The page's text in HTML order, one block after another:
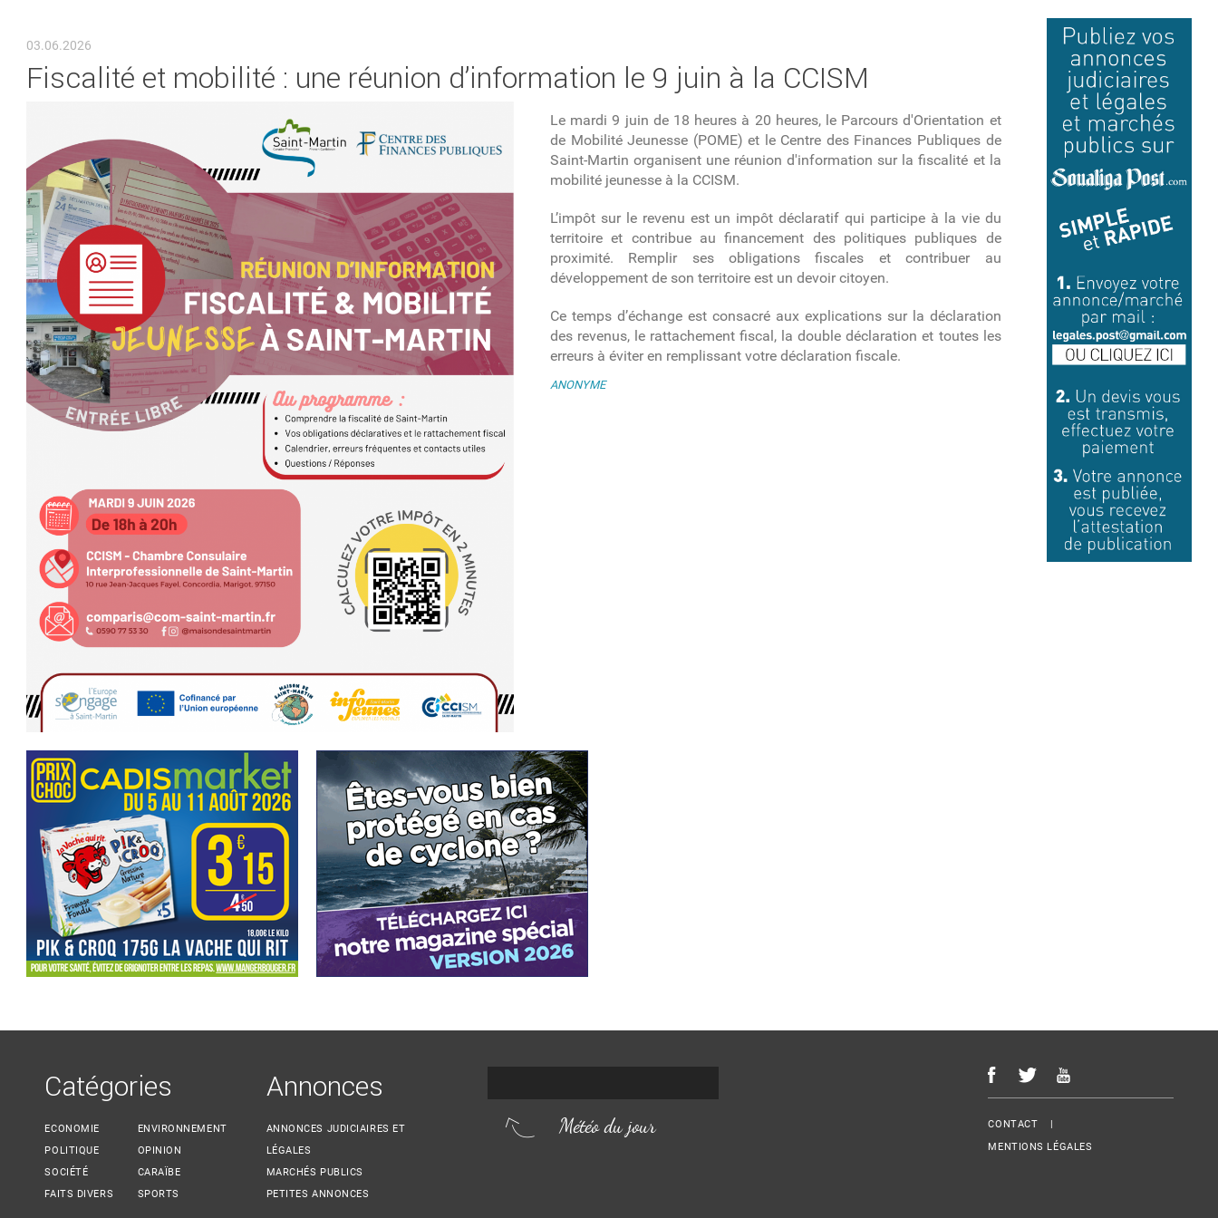
03.06.2026
Fiscalité et mobilité : une réunion d’information le 9 juin à la CCISM
Le mardi 9 juin de 18 heures à 20 heures, le Parcours d'Orientation et
de Mobilité Jeunesse (POME) et le Centre des Finances Publiques de
Saint-Martin organisent une réunion d'information sur la fiscalité et la
mobilité jeunesse à la CCISM.
L’impôt sur le revenu est un impôt déclaratif qui participe à la vie du
territoire et contribue au financement des politiques publiques de
proximité. Remplir ses obligations fiscales et contribuer au
développement de son territoire est un devoir citoyen.
Ce temps d’échange est consacré aux explications sur la déclaration
des revenus, le rattachement fiscal, la double déclaration et toutes les
erreurs à éviter en remplissant votre déclaration fiscale.
ANONYME
Catégories
ECONOMIE
POLITIQUE
SOCIÉTÉ
FAITS DIVERS
ENVIRONNEMENT
OPINION
CARAÏBE
SPORTS
Annonces
ANNONCES JUDICIAIRES ET
LÉGALES
MARCHÉS PUBLICS
PETITES ANNONCES
Météo du jour Menu Footer
CONTACT
MENTIONS LÉGALES